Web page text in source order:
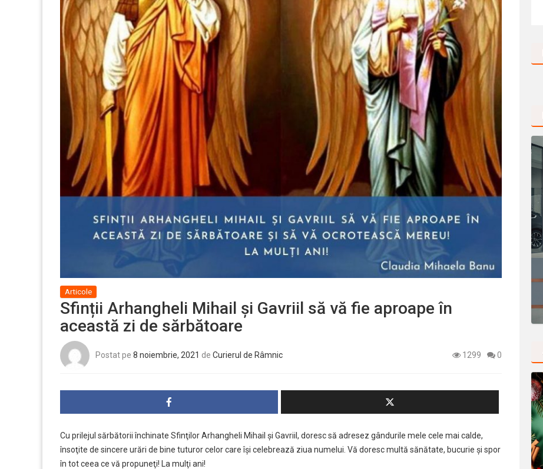
Articole
Sfinții Arhangheli Mihail și Gavriil să vă fie aproape în
această zi de sărbătoare
Postat pe 8 noiembrie, 2021 de Curierul de Râmnic 1299 0
Cu prilejul sărbătorii închinate Sfinţilor Arhangheli Mihail şi Gavriil, doresc să adresez gândurile mele cele mai calde,
însoţite de sincere urări de bine tuturor celor care îşi celebrează ziua numelui. Vă doresc multă sănătate, bucurie şi spor
în tot ceea ce vă propuneţi! La mulţi ani!